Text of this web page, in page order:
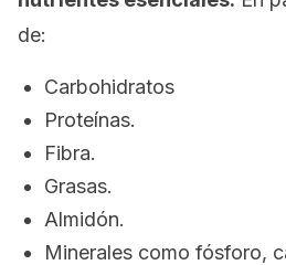
de:
Carbohidratos
Proteínas.
Fibra.
Grasas.
Almidón.
Minerales como fósforo,